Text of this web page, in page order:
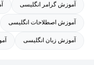
آموزش گرامر انگلیسی
آموزش اصطلاحات انگلیسی
آموزش زبان انگلیسی